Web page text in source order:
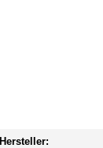
Hersteller: